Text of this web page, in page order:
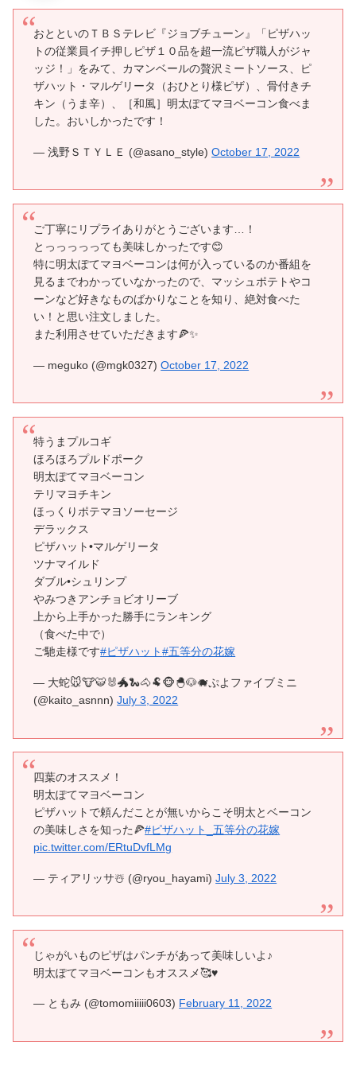
おとといのＴＢＳテレビ『ジョブチューン』「ピザハッ
トの従業員イチ押しピザ１０品を超一流ピザ職人がジャ
ッジ！」をみて、カマンベールの贅沢ミートソース、ピ
ザハット・マルゲリータ（おひとり様ピザ）、骨付きチ
キン（うま辛）、［和風］明太ぽてマヨベーコン食べま
した。おいしかったです！
— 浅野ＳＴＹＬＥ (@asano_style)October 17, 2022
ご丁寧にリプライありがとうございます…！
とっっっっっても美味しかったです😊
特に明太ぽてマヨベーコンは何が入っているのか番組を
見るまでわかっていなかったので、マッシュポテトやコ
ーンなど好きなものばかりなことを知り、絶対食べた
い！と思い注文しました。
また利用させていただきます🍕✨
— meguko (@mgk0327)October 17, 2022
特うまプルコギ
ほろほろプルドポーク
明太ぽてマヨベーコン
テリマヨチキン
ほっくりポテマヨソーセージ
デラックス
ピザハット•マルゲリータ
ツナマイルド
ダブル•シュリンプ
やみつきアンチョビオリーブ
上から上手かった勝手にランキング
（食べた中で）
ご馳走様です#ピザハット#五等分の花嫁
— 大蛇🐭🐮🐯🐰🐲🐍🐴🐏🐵🐣🐶🐗ぷよファイブミニ
(@kaito_asnnn)July 3, 2022
四葉のオススメ！
明太ぽてマヨベーコン
ピザハットで頼んだことが無いからこそ明太とベーコン
の美味しさを知った🍕#ピザハット_五等分の花嫁
pic.twitter.com/ERtuDvfLMg
— ティアリッサ☃️ (@ryou_hayami)July 3, 2022
じゃがいものピザはパンチがあって美味しいよ♪
明太ぽてマヨベーコンもオススメ🥰♥️
— ともみ (@tomomiiiii0603) February 11, 2022